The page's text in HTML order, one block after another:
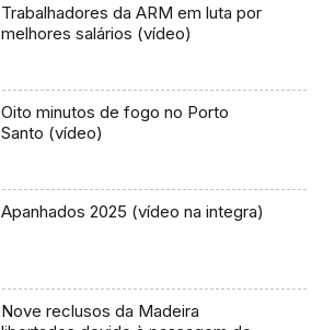
Trabalhadores da ARM em luta por
melhores salários (vídeo)
Oito minutos de fogo no Porto
Santo (vídeo)
Apanhados 2025 (vídeo na integra)
Nove reclusos da Madeira